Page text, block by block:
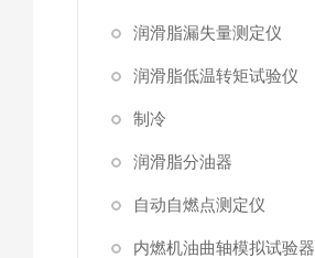
润滑脂漏失量测定仪
润滑脂低温转矩试验仪
制冷
润滑脂分油器
自动自燃点测定仪
内燃机油曲轴模拟试验器